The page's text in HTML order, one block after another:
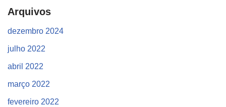
Arquivos
dezembro 2024
julho 2022
abril 2022
março 2022
fevereiro 2022